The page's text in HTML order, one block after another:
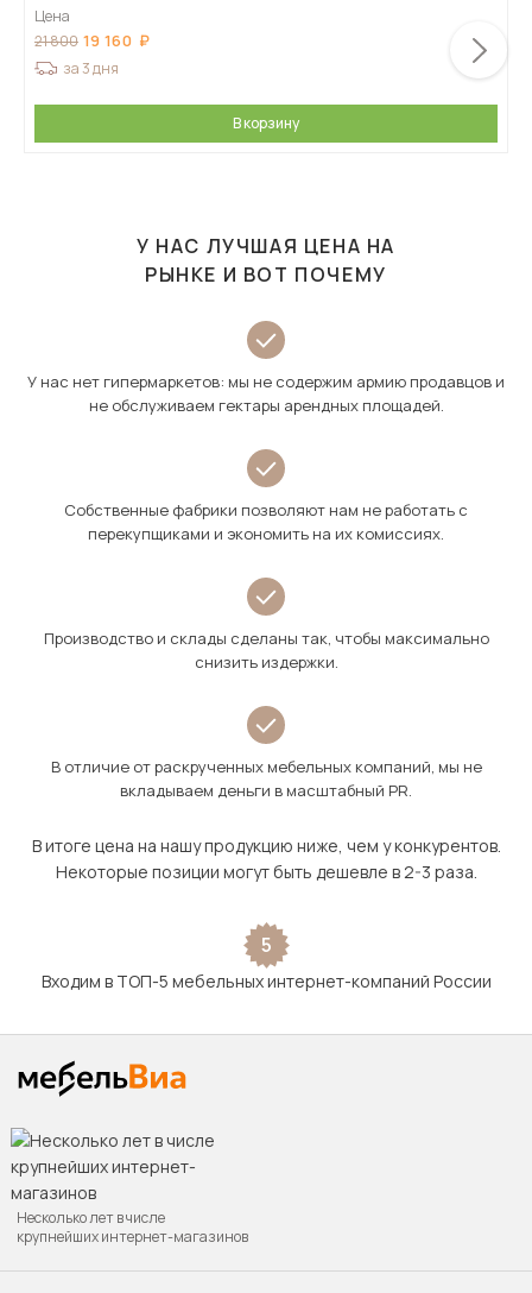
Цена
21 800 19 160
за 3 дня
В корзину
У НАС ЛУЧШАЯ ЦЕНА НА
РЫНКЕ И ВОТ ПОЧЕМУ
У нас нет гипермаркетов: мы не содержим армию продавцов и
не обслуживаем гектары арендных площадей.
Собственные фабрики позволяют нам не работать с
перекупщиками и экономить на их комиссиях.
Производство и склады сделаны так, чтобы максимально
снизить издержки.
В отличие от раскрученных мебельных компаний, мы не
вкладываем деньги в масштабный PR.
В итоге цена на нашу продукцию ниже, чем у конкурентов.
Некоторые позиции могут быть дешевле в 2-3 раза.
5
Входим в ТОП-5 мебельных интернет-компаний России
Несколько лет в числе
крупнейших интернет-магазинов